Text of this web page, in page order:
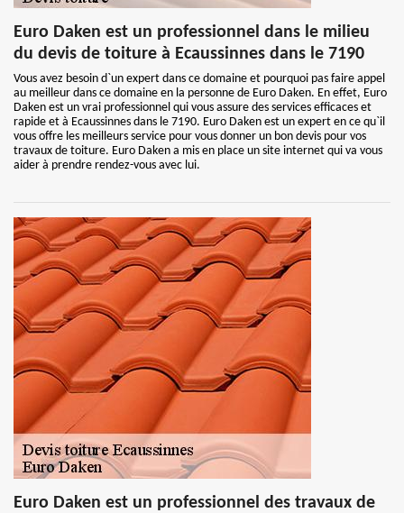
Euro Daken est un professionnel dans le milieu
du devis de toiture à Ecaussinnes dans le 7190
Vous avez besoin d`un expert dans ce domaine et pourquoi pas faire appel
au meilleur dans ce domaine en la personne de Euro Daken. En effet, Euro
Daken est un vrai professionnel qui vous assure des services efficaces et
rapide et à Ecaussinnes dans le 7190. Euro Daken est un expert en ce qu`il
vous offre les meilleurs service pour vous donner un bon devis pour vos
travaux de toiture. Euro Daken a mis en place un site internet qui va vous
aider à prendre rendez-vous avec lui.
Euro Daken est un professionnel des travaux de